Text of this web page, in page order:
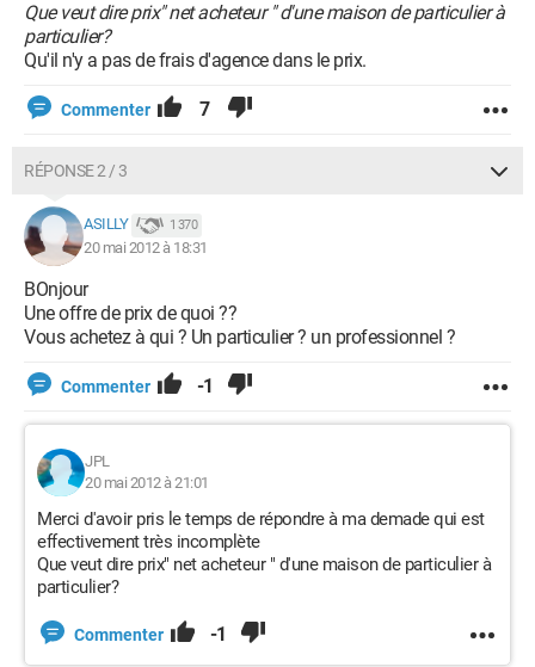
Que veut dire prix" net acheteur " d'une maison de particulier à
particulier?
Qu'il n'y a pas de frais d'agence dans le prix.
Commenter 7
RÉPONSE 2 / 3
ASILLY 1 370
20 mai 2012 à 18:31
BOnjour
Une offre de prix de quoi ??
Vous achetez à qui ? Un particulier ? un professionnel ?
Commenter -1
JPL
20 mai 2012 à 21:01
Merci d'avoir pris le temps de répondre à ma demade qui est
effectivement très incomplète
Que veut dire prix" net acheteur " d'une maison de particulier à
particulier?
Commenter -1